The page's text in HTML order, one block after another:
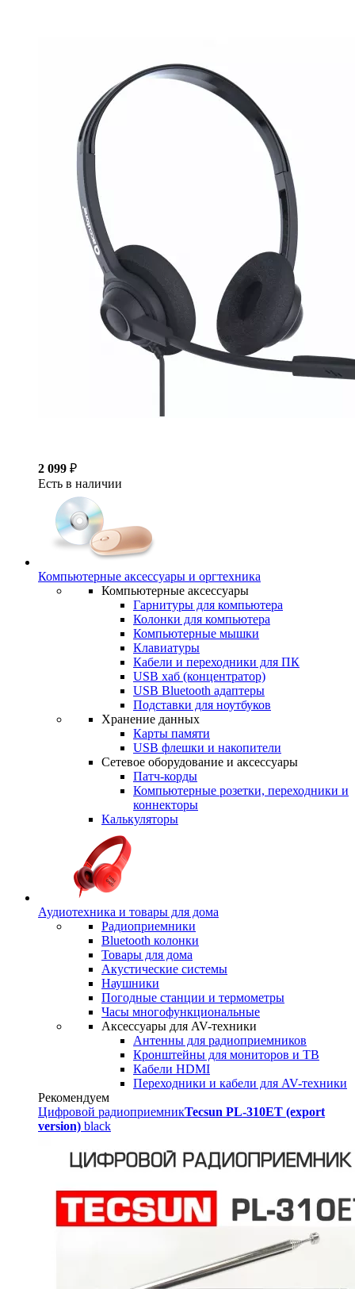
2 099 ₽
Есть в наличии
Компьютерные аксессуары и оргтехника
Компьютерные аксессуары
Гарнитуры для компьютера
Колонки для компьютера
Компьютерные мышки
Клавиатуры
Кабели и переходники для ПК
USB хаб (концентратор)
USB Bluetooth адаптеры
Подставки для ноутбуков
Хранение данных
Карты памяти
USB флешки и накопители
Сетевое оборудование и аксессуары
Патч-корды
Компьютерные розетки, переходники и
коннекторы
Калькуляторы
Аудиотехника и товары для дома
Радиоприемники
Bluetooth колонки
Товары для дома
Акустические системы
Наушники
Погодные станции и термометры
Часы многофункциональные
Аксессуары для AV-техники
Антенны для радиоприемников
Кронштейны для мониторов и ТВ
Кабели HDMI
Переходники и кабели для AV-техники
Рекомендуем
Цифровой радиоприемникTecsun PL-310ET (export
version) black